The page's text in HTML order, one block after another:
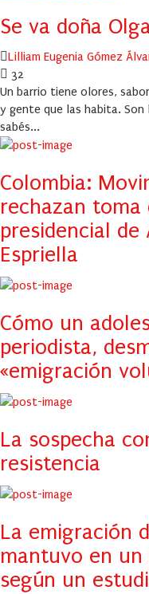
Se va doña
Author
Lilliam Eugenia Gómez
32
Un barrio tiene olores,
y gente que las habita. Son
sabés...
Colombia:
rechazan toma
presidencial de
Espriella
Cómo un
periodista,
«emigración
La sospecha
resistencia
La emigración
mantuvo en
según un